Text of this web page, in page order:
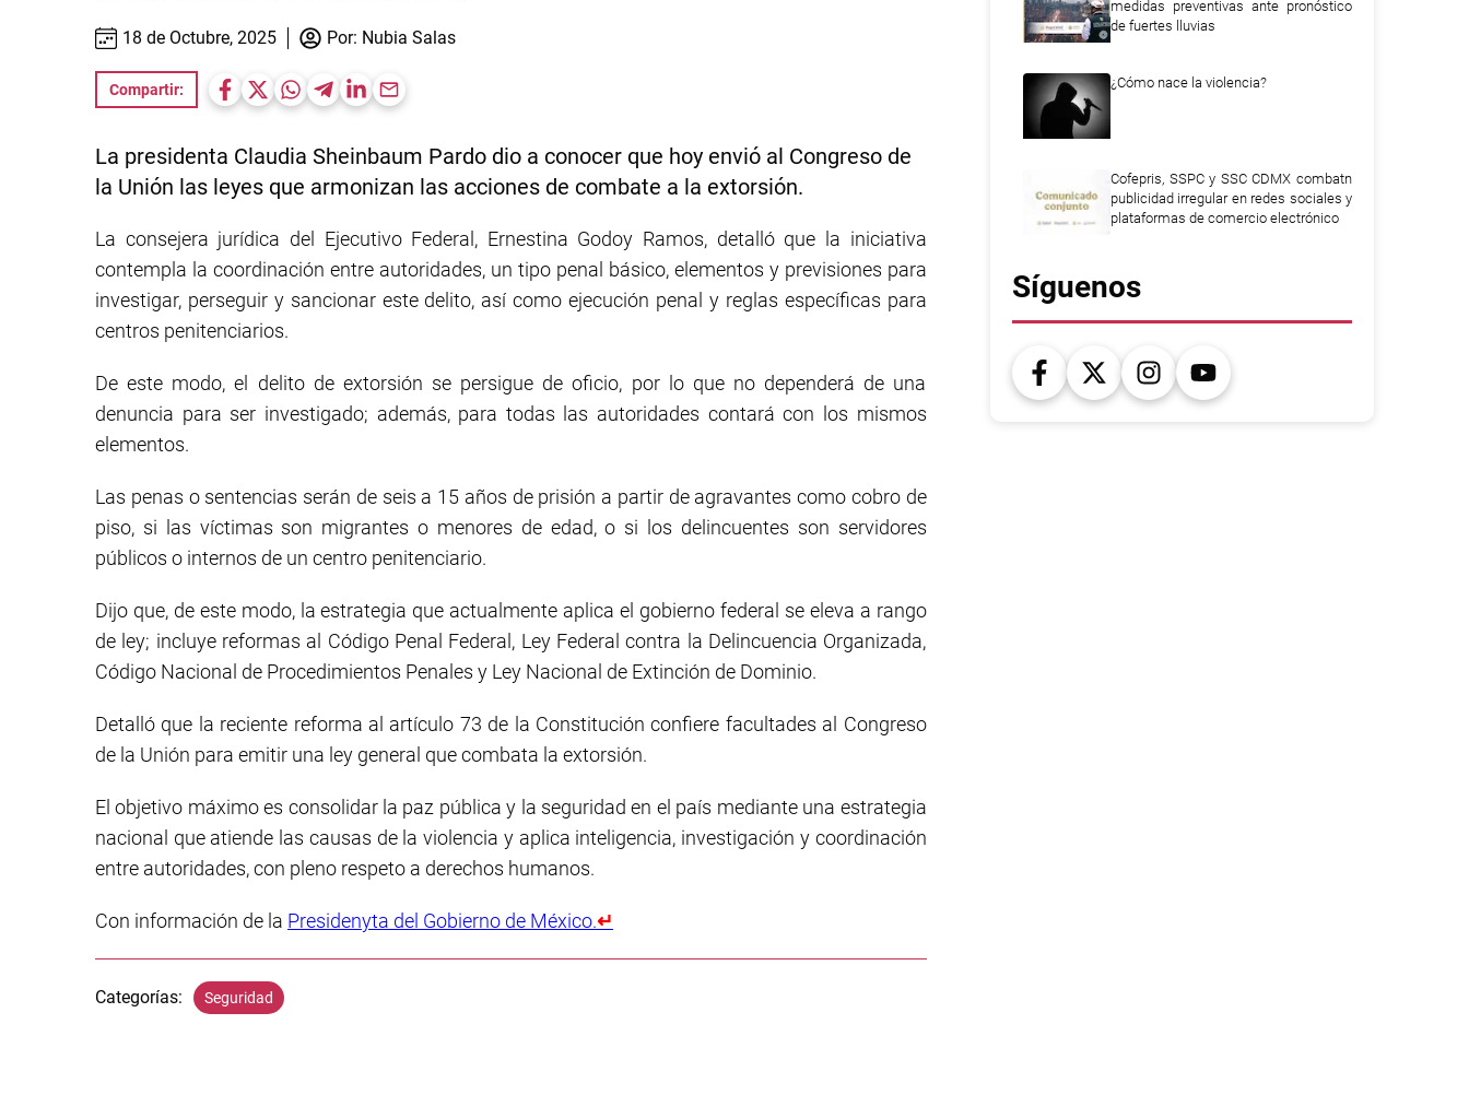
18 de Octubre, 2025 Por: Nubia Salas
Compartir:
La presidenta Claudia Sheinbaum Pardo dio a conocer que hoy envió al Congreso de
la Unión las leyes que armonizan las acciones de combate a la extorsión.
La consejera jurídica del Ejecutivo Federal, Ernestina Godoy Ramos, detalló que la iniciativa
contempla la coordinación entre autoridades, un tipo penal básico, elementos y previsiones para
investigar, perseguir y sancionar este delito, así como ejecución penal y reglas específicas para
centros penitenciarios.
De este modo, el delito de extorsión se persigue de oficio, por lo que no dependerá de una
denuncia para ser investigado; además, para todas las autoridades contará con los mismos
elementos.
Las penas o sentencias serán de seis a 15 años de prisión a partir de agravantes como cobro de
piso, si las víctimas son migrantes o menores de edad, o si los delincuentes son servidores
públicos o internos de un centro penitenciario.
Dijo que, de este modo, la estrategia que actualmente aplica el gobierno federal se eleva a rango
de ley; incluye reformas al Código Penal Federal, Ley Federal contra la Delincuencia Organizada,
Código Nacional de Procedimientos Penales y Ley Nacional de Extinción de Dominio.
Detalló que la reciente reforma al artículo 73 de la Constitución confiere facultades al Congreso
de la Unión para emitir una ley general que combata la extorsión.
El objetivo máximo es consolidar la paz pública y la seguridad en el país mediante una estrategia
nacional que atiende las causas de la violencia y aplica inteligencia, investigación y coordinación
entre autoridades, con pleno respeto a derechos humanos.
Con información de la Presidenyta del Gobierno de México.↵
Categorías: Seguridad
medidas preventivas ante pronóstico
de fuertes lluvias
¿Cómo nace la violencia?
Cofepris, SSPC y SSC CDMX combatn
publicidad irregular en redes sociales y
plataformas de comercio electrónico
Síguenos